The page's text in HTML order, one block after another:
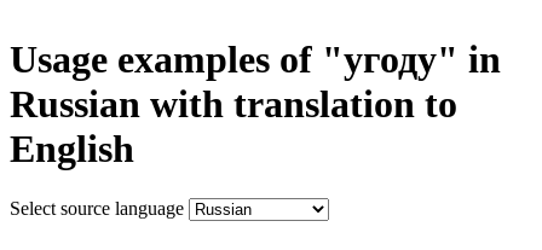
Usage examples of "угоду" in
Russian with translation to
English
Select source language